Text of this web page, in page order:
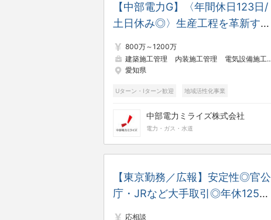
【中部電力G】〈年間休日123日/
土日休み◎〉生産工程を革新する
800万～1200万
建築施工管理
内装施工管理
電気設備施工管理
愛知県
Uターン・Iターン歓迎 地域活性化事業
中部電力ミライズ株式会社
電力・ガス・水道
【東京勤務／広報】安定性◎官公
庁・JRなど大手取引◎年休125
応相談